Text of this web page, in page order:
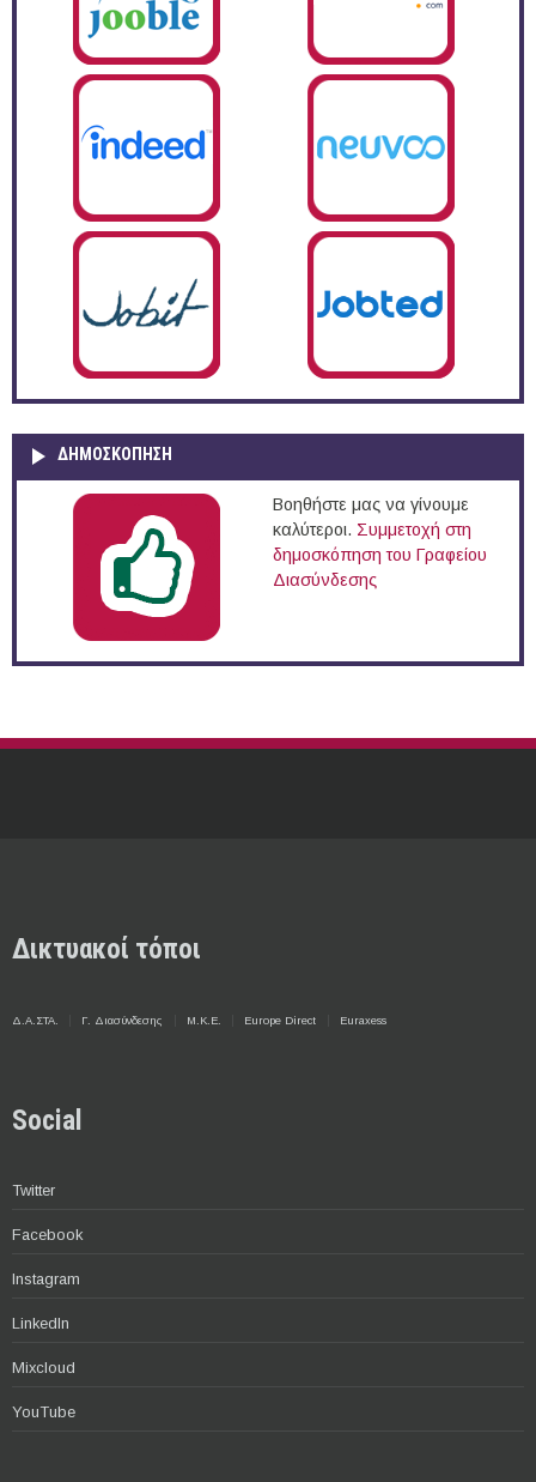
ΔΗΜΟΣΚΌΠΗΣΗ
Βοηθήστε μας να γίνουμε
καλύτεροι. Συμμετοχή στη
δημοσκόπηση του Γραφείου
Διασύνδεσης
Δικτυακοί τόποι
Δ.Α.ΣΤΑ. Γ. Διασύνδεσης Μ.Κ.Ε. Europe Direct Euraxess
Social
Twitter
Facebook
Instagram
LinkedIn
Mixcloud
YouTube